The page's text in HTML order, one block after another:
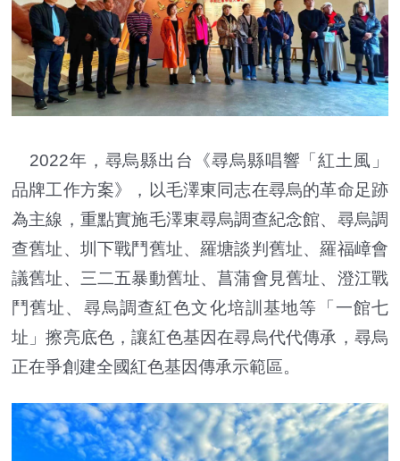
2022年，尋烏縣出台《尋烏縣唱響「紅土風」
品牌工作方案》，以毛澤東同志在尋烏的革命足跡
為主線，重點實施毛澤東尋烏調查紀念館、尋烏調
查舊址、圳下戰鬥舊址、羅塘談判舊址、羅福嶂會
議舊址、三二五暴動舊址、菖蒲會見舊址、澄江戰
鬥舊址、尋烏調查紅色文化培訓基地等「一館七
址」擦亮底色，讓紅色基因在尋烏代代傳承，尋烏
正在爭創建全國紅色基因傳承示範區。